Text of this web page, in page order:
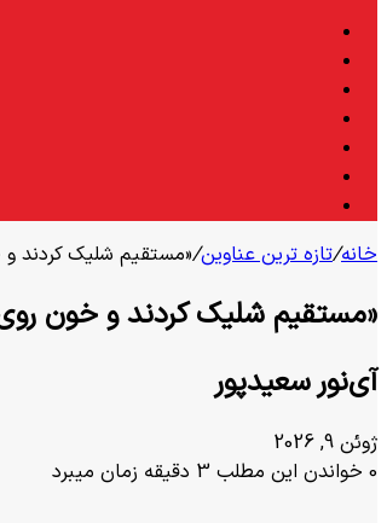
خانه/تازه ترین عناوین/«مستقیم شلیک کردند
«مستقیم شلیک کردند و خون
آی‌نور سعیدپور
ژوئن 9, 2026
0 خواندن این مطلب 3 دقیقه زمان میبرد